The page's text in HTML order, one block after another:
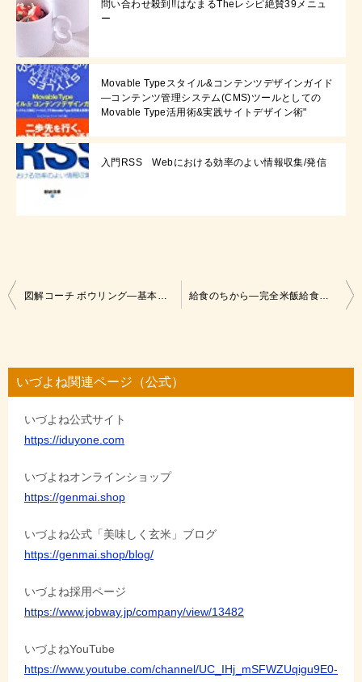
問い合わせ殺到!!はなまるTheレシピ絶賛39メニュ
ー
Movable Typeスタイル&コンテンツデザインガイド
―コンテンツ管理システム(CMS)ツールとしての
Movable Type活用術&実践サイトデザイン術"
入門RSS Webにおける効率のよい情報収集/発信
投
ビ
ゲ
図解コーチ ボウリング—基本練習と実戦テクニック 給食のちから―完全米飯給食が子どもの健康を守る
いづよね関連ページ（公式）
いづよね公式サイト
https://iduyone.com
いづよねオンラインショップ
https://genmai.shop
いづよね公式「美味しく玄米」ブログ
https://genmai.shop/blog/
いづよね採用ページ
https://www.jobway.jp/company/view/13482
いづよねYouTube
https://www.youtube.com/channel/UC_IHj_mSFWZUqigu9E0-